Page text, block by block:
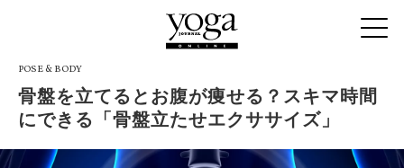
POSE & BODY
骨盤を立てるとお腹が痩せる？スキマ時間
にできる「骨盤立たせエクササイズ」